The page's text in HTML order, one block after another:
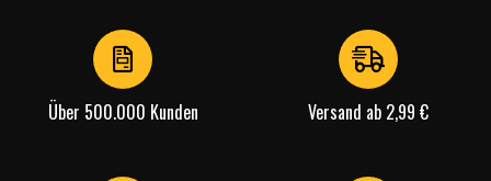
Über 500.000 Kunden Versand ab 2,99 €